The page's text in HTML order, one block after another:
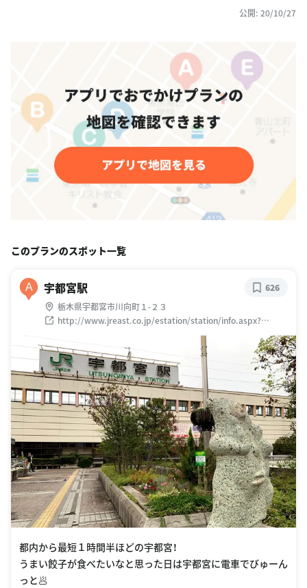
公開: 20/10/27
このプランのスポット一覧
A 宇都宮駅
栃木県宇都宮市川向町１-２３
http://www.jreast.co.jp/estation/station/info.aspx?
626
都内から最短１時間半ほどの宇都宮！
うまい餃子が食べたいなと思った日は宇都宮に電車でびゅーん
っと🥟